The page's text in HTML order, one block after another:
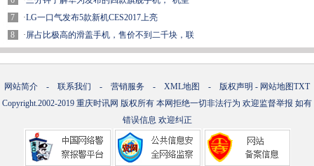
7
8
·LG一口气发布5款新机CES2017上亮
·屏占比极高的滑盖手机，售价不到二千块，联
网站简介 - 联系我们 - 营销服务 - XML地图 - 版权声明 - 网站地图TXT
Copyright.2002-2019 重庆时讯网 版权所有 本网拒绝一切非法行为 欢迎监督举报 如有
错误信息 欢迎纠正